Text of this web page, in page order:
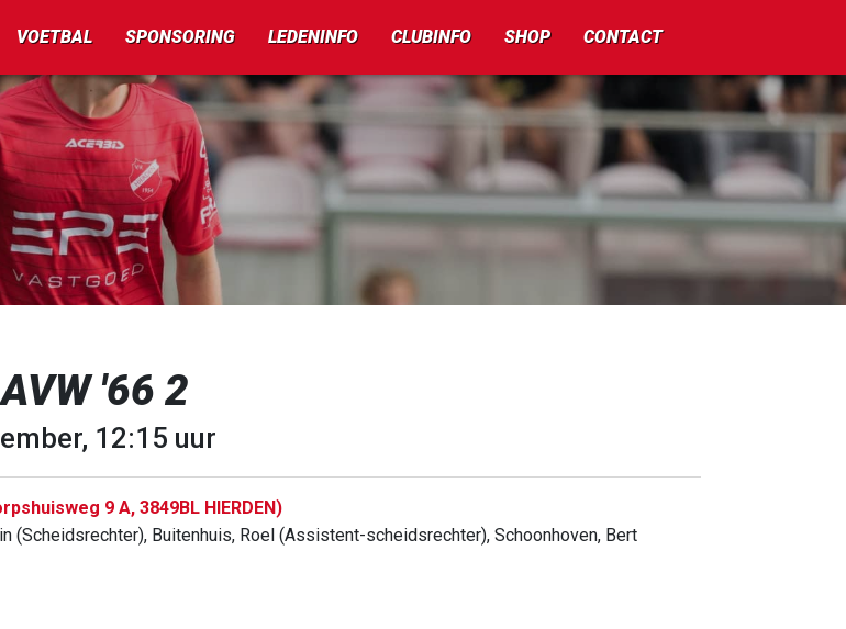
VOETBAL SPONSORING LEDENINFO CLUBINFO SHOP CONTACT
'66 2
12:15 uur
9 A, 3849BL HIERDEN)
(Scheidsrechter), Buitenhuis, Roel (Assistent-scheidsrechter), Schoonhoven, Bert